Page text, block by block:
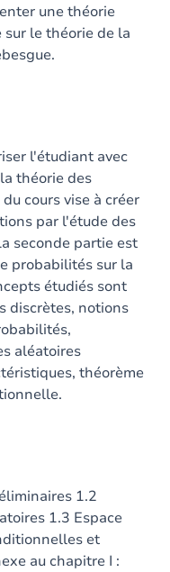
une théorie
le théorie de la
l'étudiant avec
théorie des
cours vise à créer
par l'étude des
seconde partie est
probabilités sur la
étudiés sont
discrètes, notions
aléatoires
théorème
1.2
1.3 Espace
et
au chapitre I :